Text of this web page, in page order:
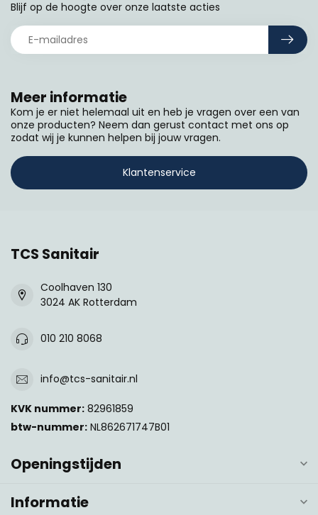
Meer informatie
Kom je er niet helemaal uit en heb je vragen over een van
onze producten? Neem dan gerust contact met ons op
zodat wij je kunnen helpen bij jouw vragen.
Klantenservice
Blijf op de hoogte over onze laatste acties
TCS Sanitair
Coolhaven 130
3024 AK Rotterdam
010 210 8068
info@tcs-sanitair.nl
KVK nummer: 82961859
btw-nummer: NL862671747B01
Openingstijden
Informatie